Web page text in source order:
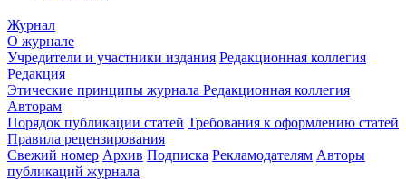
Журнал
О журнале
Учредители и участники издания Редакционная коллегия
Редакция
Этические принципы журнала Редакционная коллегия
Авторам
Порядок публикации статей Требования к оформлению статей
Правила рецензирования
Свежий номер Архив Подписка Рекламодателям Авторы
публикаций журнала